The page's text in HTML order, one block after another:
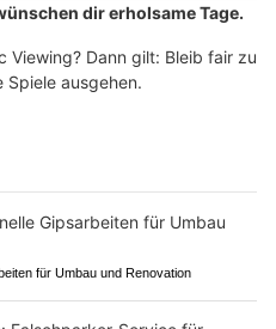
dir erholsame Tage.
Viewing? Dann gilt: Bleib fair zu
Spiele ausgehen.
für Umbau und Renovation